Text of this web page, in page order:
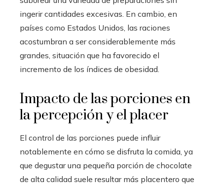
ingerir cantidades excesivas. En cambio, en
países como Estados Unidos, las raciones
acostumbran a ser considerablemente más
grandes, situación que ha favorecido el
incremento de los índices de obesidad.
Impacto de las porciones en
la percepción y el placer
El control de las porciones puede influir
notablemente en cómo se disfruta la comida, ya
que degustar una pequeña porción de chocolate
de alta calidad suele resultar más placentero que